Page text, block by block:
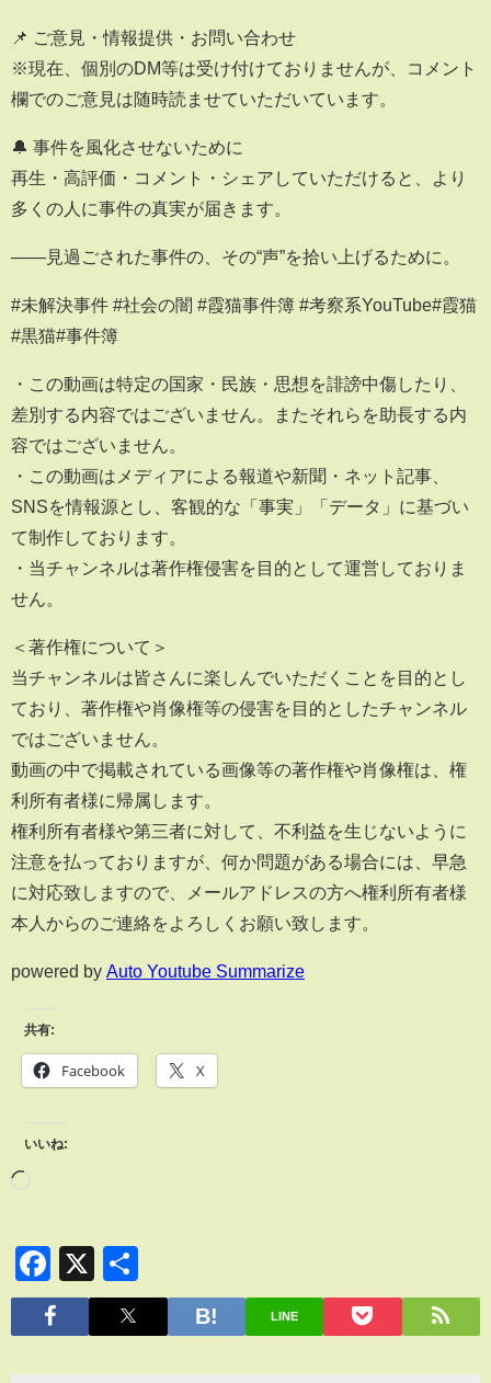
📌 ご意見・情報提供・お問い合わせ
※現在、個別のDM等は受け付けておりませんが、コメント
欄でのご意見は随時読ませていただいています。
🔔 事件を風化させないために
再生・高評価・コメント・シェアしていただけると、より
多くの人に事件の真実が届きます。
――見過ごされた事件の、その“声”を拾い上げるために。
#未解決事件 #社会の闇 #霞猫事件簿 #考察系YouTube#霞猫
#黒猫#事件簿
・この動画は特定の国家・民族・思想を誹謗中傷したり、
差別する内容ではございません。またそれらを助長する内
容ではございません。
・この動画はメディアによる報道や新聞・ネット記事、
SNSを情報源とし、客観的な「事実」「データ」に基づい
て制作しております。
・当チャンネルは著作権侵害を目的として運営しておりま
せん。
＜著作権について＞
当チャンネルは皆さんに楽しんでいただくことを目的とし
ており、著作権や肖像権等の侵害を目的としたチャンネル
ではございません。
動画の中で掲載されている画像等の著作権や肖像権は、権
利所有者様に帰属します。
権利所有者様や第三者に対して、不利益を生じないように
注意を払っておりますが、何か問題がある場合には、早急
に対応致しますので、メールアドレスの方へ権利所有者様
本人からのご連絡をよろしくお願い致します。
powered by Auto Youtube Summarize
共有:
Facebook X
いいね:
Facebook
X
有
LINE